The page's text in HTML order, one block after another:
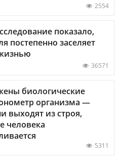
2554
показало,
постепенно заселяет
36571
биологические
организма —
выходят из строя,
человека
5311